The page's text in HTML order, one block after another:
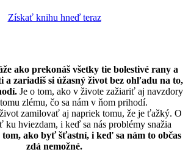
Získať knihu hneď teraz
ako prekonáš všetky tie bolestivé rany a
a zariadiš si úžasný život bez ohľadu na to,
Je o tom, ako v živote zažiariť aj navzdory
zlému, čo sa nám v ňom prihodí.
zamilovať aj napriek tomu, že je ťažký. O
ku hviezdam, i keď sa nás problémy snažia
tom, ako byť šťastní, i keď sa nám to občas
zdá nemožné.